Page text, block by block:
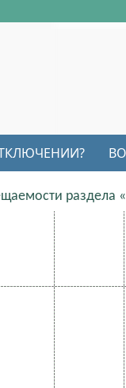
раздела